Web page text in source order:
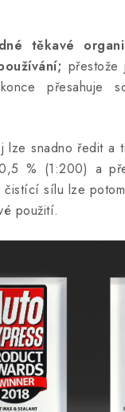
těkavé
přestože
přesahuje
snadno ředit a
% (1:200) a
sílu lze
použití.